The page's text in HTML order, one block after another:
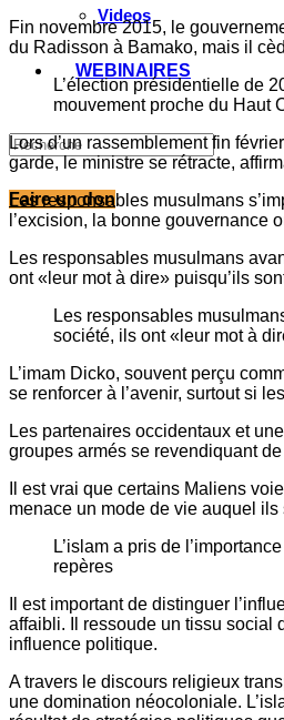
Videos
WEBINAIRES
Faire un don
Fin novembre 2015, le
du Radisson à Bamako, mais il
L’élection présidentielle de
mouvement proche du Haut
Lors d’un rassemblement fin
garde, le ministre se rétracte,
Les responsables musulmans
l’excision, la bonne gouvernance
Les responsables musulmans
ont «leur mot à dire» puisqu’ils
Les responsables
société, ils ont «leur mot à
L’imam Dicko, souvent perçu
se renforcer à l’avenir, surtout si
Les partenaires occidentaux et
groupes armés se revendiquant
Il est vrai que certains Maliens
menace un mode de vie auquel
L’islam a pris de
repères
Il est important de distinguer
affaibli. Il ressoude un tissu social
influence politique.
A travers le discours religieux
une domination néocoloniale.